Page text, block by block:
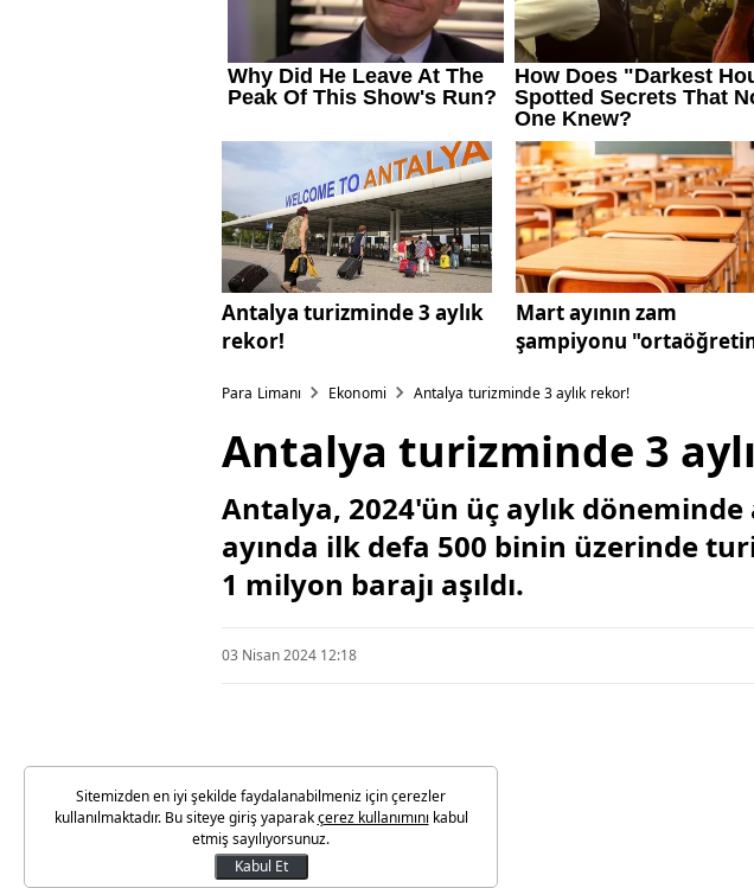
Antalya turizminde 3 aylık
rekor!
Mart ayının zam
şampiyonu
Para Limanı Ekonomi Antalya turizminde 3 aylık rekor!
Antalya turizminde 3
Antalya, 2024'ün üç aylık
ayında ilk defa 500 binin üzerinde
1 milyon barajı aşıldı.
03 Nisan 2024 12:18
Sitemizden en iyi şekilde faydalanabilmeniz için çerezler
kullanılmaktadır. Bu siteye giriş yaparakçerez kullanımını kabul
etmiş sayılıyorsunuz.
Kabul Et